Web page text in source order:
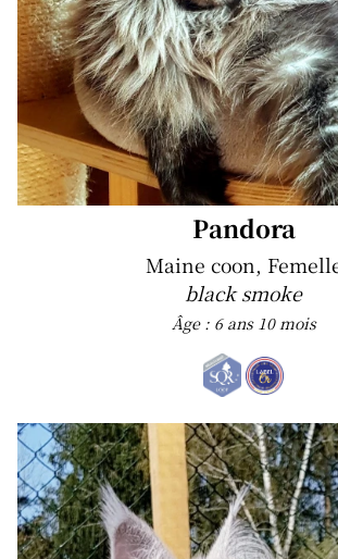
Pandora
Maine coon,
black smoke
Âge : 6 ans 10 mois